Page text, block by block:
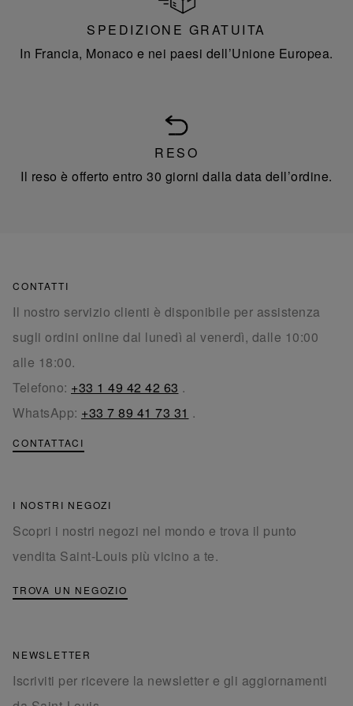
SPEDIZIONE GRATUITA
In Francia, Monaco e nei paesi dell’Unione Europea.
RESO
Il reso è offerto entro 30 giorni dalla data dell’ordine.
CONTATTI
Il nostro servizio clienti è disponibile per assistenza
sugli ordini online dal lunedì al venerdì, dalle 10:00
alle 18:00.
Telefono: +33 1 49 42 42 63 .
WhatsApp: +33 7 89 41 73 31 .
CONTATTACI
I NOSTRI NEGOZI
Scopri i nostri negozi nel mondo e trova il punto
vendita Saint-Louis più vicino a te.
TROVA UN NEGOZIO
NEWSLETTER
Iscriviti per ricevere la newsletter e gli aggiornamenti